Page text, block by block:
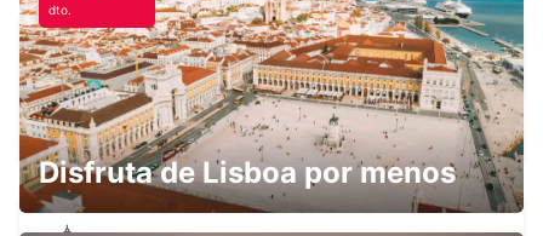
TENERIFE SUR AEROPUERTO
GRANADILLA - SPAIN
dto.
Disfruta de Lisboa por menos